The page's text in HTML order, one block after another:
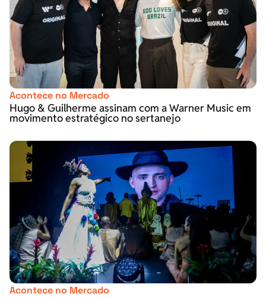
Acontece no Mercado
Hugo & Guilherme assinam com a Warner Music em
movimento estratégico no sertanejo
Acontece no Mercado